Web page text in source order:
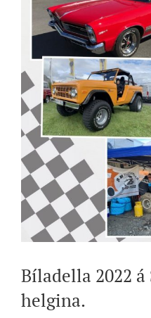
Bíladella 2022 á
helgina.